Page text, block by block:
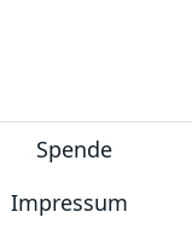
Spende
Impressum